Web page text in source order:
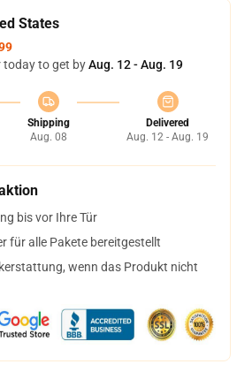
States
today to get byAug. 12 - Aug. 19
Shipping
Aug. 08
Delivered
Aug. 12 - Aug. 19
bis vor Ihre Tür
für alle Pakete bereitgestellt
wenn das Produkt nicht